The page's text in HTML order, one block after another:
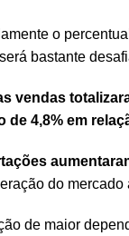
o
bastante
vendas
de 4,8% em
do mercado
de maior